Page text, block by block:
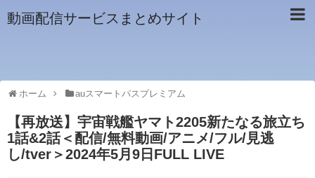
動画配信サービスまとめサイト
ホーム auスマートパスプレミアム
【再放送】宇宙戦艦ヤマト2205新たなる旅立ち
1話&2話＜配信/無料動画/アニメ/フル/見逃
し/tver＞2024年5月9日FULL LIVE